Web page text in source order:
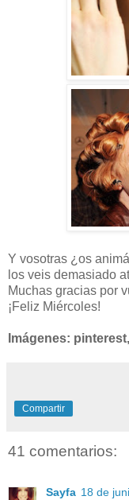
Y vosotras ¿os
los veis demasiado
Muchas gracias por
¡Feliz Miércoles!
Imágenes:
Compartir
41 comentarios:
Sayfa 18 de